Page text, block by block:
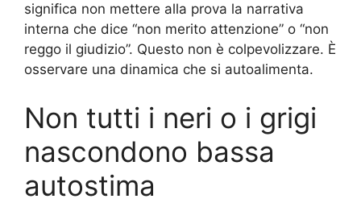
significa non mettere alla prova la narrativa
interna che dice “non merito attenzione” o “non
reggo il giudizio”. Questo non è colpevolizzare. È
osservare una dinamica che si autoalimenta.
Non tutti i neri o i grigi
nascondono bassa
autostima